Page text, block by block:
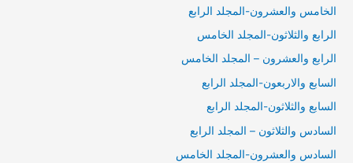
الخامس والعشرون-المجلد الرابع
الرابع والثلاثون-المجلد الخامس
الرابع والعشرون – المجلد الخامس
السابع والاربعون-المجلد الرابع
السابع والثلاثون-المجلد الرابع
السادس والثلاثون – المجلد الرابع
السادس والعشرون-المجلد الخامس